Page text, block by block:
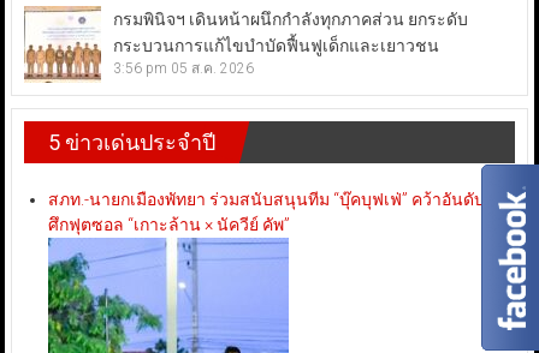
กรมพินิจฯ เดินหน้าผนึกกำลังทุกภาคส่วน ยกระดับ
กระบวนการแก้ไขบำบัดฟื้นฟูเด็กและเยาวชน
3:56 pm 05 ส.ค. 2026
5 ข่าวเด่นประจำปี
สภท.-นายกเมืองพัทยา ร่วมสนับสนุนทีม “บุ๊คบุฟเฟ่” คว้าอันดับ 3
ศึกฟุตซอล “เกาะล้าน × นัควีย์ คัพ”